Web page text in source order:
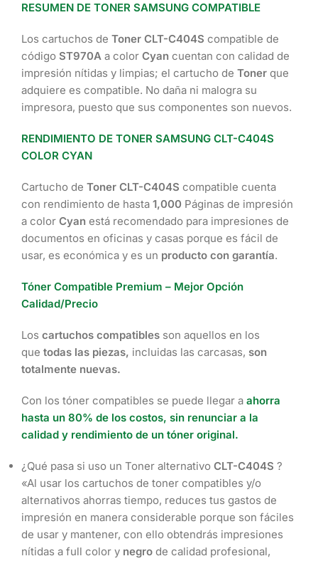
RESUMEN DE TONER SAMSUNG COMPATIBLE
Los cartuchos de Toner CLT-C404S compatible de
código ST970A a color Cyan cuentan con calidad de
impresión nítidas y limpias; el cartucho de Toner que
adquiere es compatible. No daña ni malogra su
impresora, puesto que sus componentes son nuevos.
RENDIMIENTO DE TONER SAMSUNG CLT-C404S
COLOR CYAN
Cartucho de Toner CLT-C404S compatible cuenta
con rendimiento de hasta 1,000 Páginas de impresión
a color Cyan está recomendado para impresiones de
documentos en oficinas y casas porque es fácil de
usar, es económica y es un producto con garantía.
Tóner Compatible Premium – Mejor Opción
Calidad/Precio
Los cartuchos compatibles son aquellos en los
que todas las piezas, incluidas las carcasas, son
totalmente nuevas.
Con los tóner compatibles se puede llegar a ahorra
hasta un 80% de los costos, sin renunciar a la
calidad y rendimiento de un tóner original.
¿Qué pasa si uso un Toner alternativo CLT-C404S ?
«Al usar los cartuchos de toner compatibles y/o
alternativos ahorras tiempo, reduces tus gastos de
impresión en manera considerable porque son fáciles
de usar y mantener, con ello obtendrás impresiones
nítidas a full color y negro de calidad profesional,